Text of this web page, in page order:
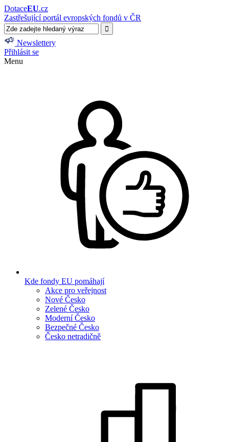
DotaceEU.cz
Zastřešující portál evropských fondů v ČR
Newslettery
Přihlásit se
Menu
Kde fondy EU pomáhají
Akce pro veřejnost
Nové Česko
Zelené Česko
Moderní Česko
Bezpečné Česko
Česko netradičně